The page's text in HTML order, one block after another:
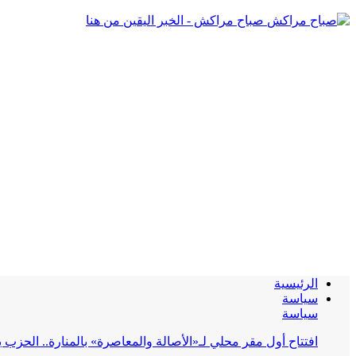
صباح مراكش - الخبر اليقين من هنا
الرئيسية
سياسة
سياسة
افتتاح أول مقر محلي لـ«الأصالة والمعاصرة» بالمنارة..